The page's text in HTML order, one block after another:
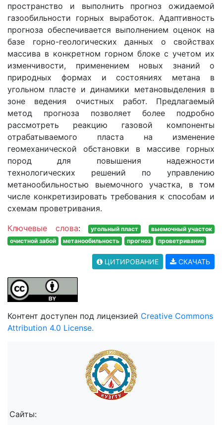
пространство и выполнить прогноз ожидаемой
газообильности горных выработок. Адаптивность
прогноза обеспечивается выполнением оценок на
базе горно-геологических данных о свойствах
массива в конкретном горном блоке с учетом их
изменчивости, применением новых знаний о
природных формах и состояниях метана в
угольном пласте и динамики метановыделения в
зоне ведения очистных работ. Предлагаемый
метод прогноза позволяет более подробно
рассмотреть реакцию газовой компоненты
отрабатываемого пласта на изменение
геомеханической обстановки в массиве горных
пород для повышения надежности
технологических решений по управлению
метанообильностью выемочного участка, в том
числе конкретизировать требования к способам и
схемам проветривания.
Ключевые слова: угольный пласт
выемочный участок
очистной забой
метанообильность прогноз проветривание
ЦИТИРОВАНИЕ СКАЧАТЬ
Контент доступен под лицензией Creative Commons
Attribution 4.0 License.
Сайты: